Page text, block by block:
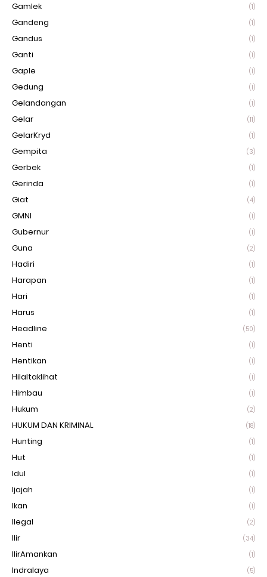
Gamlek (1)
Gandeng (1)
Gandus (1)
Ganti (1)
Gaple (1)
Gedung (1)
Gelandangan (1)
Gelar (11)
GelarKryd (1)
Gempita (3)
Gerbek (1)
Gerinda (1)
Giat (4)
GMNI (1)
Gubernur (1)
Guna (2)
Hadiri (1)
Harapan (1)
Hari (1)
Harus (1)
Headline (50)
Henti (1)
Hentikan (1)
Hilaltaklihat (1)
Himbau (1)
Hukum (2)
HUKUM DAN KRIMINAL (18)
Hunting (1)
Hut (1)
Idul (1)
Ijajah (1)
Ikan (1)
Ilegal (2)
Ilir (34)
IlirAmankan (1)
Indralaya (5)